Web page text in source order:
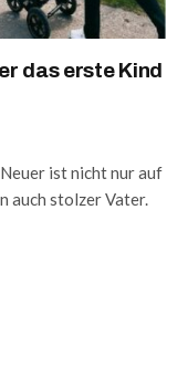
das erste Kind
ist nicht nur auf
auch stolzer Vater.